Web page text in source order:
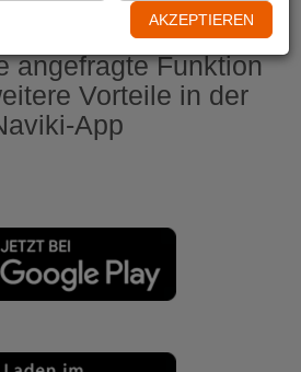
angefragte Funktion
Vorteile in der
App
AKZEPTIEREN